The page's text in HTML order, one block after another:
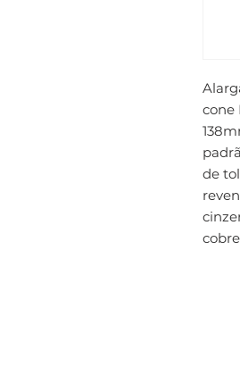
cone
de